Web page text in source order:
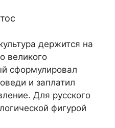
держится на
великого
сформулировал
и заплатил
Для русского
фигурой